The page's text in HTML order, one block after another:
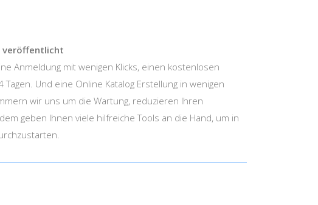
veröffentlicht
Anmeldung mit wenigen Klicks, einen kostenlosen
Tagen. Und eine Online Katalog Erstellung in wenigen
wir uns um die Wartung, reduzieren Ihren
geben Ihnen viele hilfreiche Tools an die Hand, um in